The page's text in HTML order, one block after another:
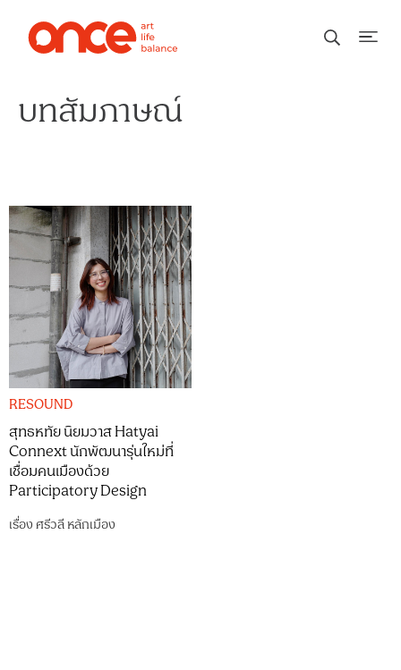
บทสัมภาษณ์
RESOUND
สุทธหทัย นิยมวาส Hatyai
Connext นักพัฒนารุ่นใหม่ที่
เชื่อมคนเมืองด้วย
Participatory Design
เรื่องศรีวลี หลักเมือง